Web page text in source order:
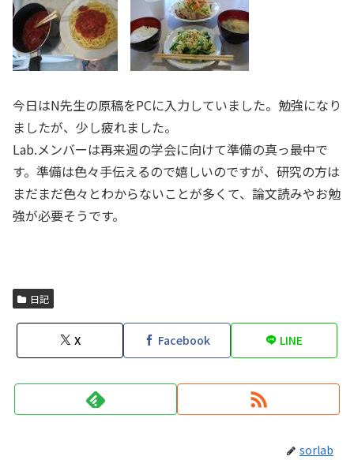
今日はN先生の原稿をPCに入力していました。勉強になり
ましたが、少し疲れました。
Lab.メンバーは再来週の学会に向けて準備の真っ最中で
す。準備は色々手伝えるので嬉しいのですが、研究の方は
まだまだ色々とわからないことが多くて、論文読みやお勉
強が必要そうです。
日記
X Facebook LINE
sorlab